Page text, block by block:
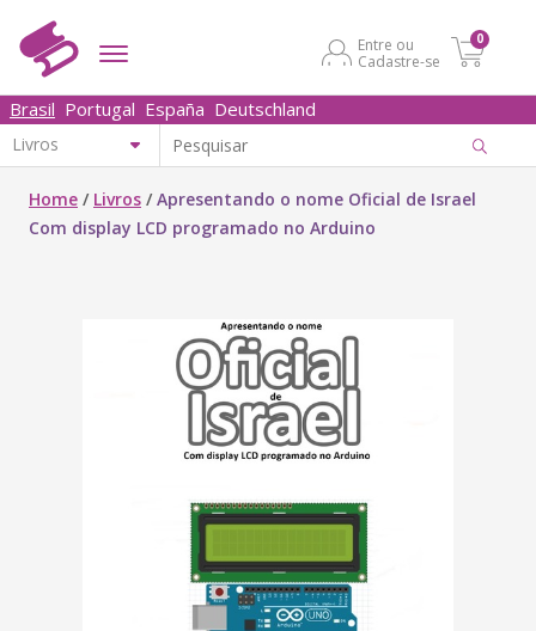
Entre ou
Cadastre-se
0
Brasil Portugal España Deutschland
Home / Livros /Apresentando o nome Oficial de Israel
Com display LCD programado no Arduino